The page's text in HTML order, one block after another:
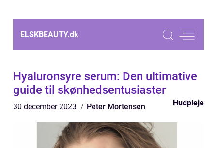
ELSKBEAUTY.dk
Hyaluronsyre serum: Den ultimative
guide til skønhedsentusiaster
30 december 2023 Peter Mortensen Hudpleje